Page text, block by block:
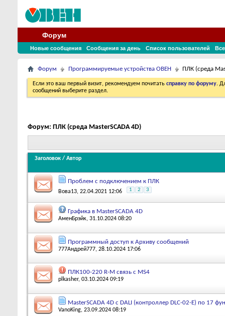
Форум
Новые сообщения Сообщения за день Список пользователей
Форум Программируемые устройства ОВЕН ПЛК (среда
Если это ваш первый визит, рекомендуем почитать справку по форуму.
сообщений выберите раздел.
Форум: ПЛК (среда MasterSCADA 4D)
Заголовок / Автор
Проблем с подключением к ПЛК
Вова13, 22.04.2021 12:06 1 2 3
Графика в MasterSCADA 4D
АменБрэйк, 31.10.2024 08:20
Программный доступ к Архиву сообщений
777Андрей777, 28.10.2024 17:06
ПЛК100-220 R-M связь с MS4
plkasher, 03.10.2024 09:19
MasterSCADA 4D c DALI (контроллер DLC-02-E) по 17
VanoKing, 23.09.2024 08:19